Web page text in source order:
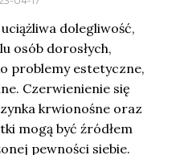
dolegliwość,
osób dorosłych,
problemy estetyczne,
Czerwienienie się
krwionośne oraz
mogą być źródłem
pewności siebie.